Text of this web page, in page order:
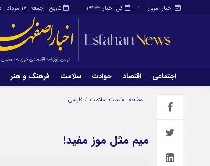
کل اخبار 19473 اخبار امروز : 1 تاریخ : جمعه, ۱۶ مرداد , ۱۴۰۵
اجتماعی اقتصاد حوادث سلامت فرهنگ و هنر
صفحه نخست سلامت / فارسی
میم مثل موز مفید!